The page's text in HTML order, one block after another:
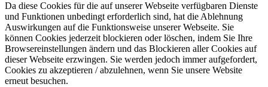
Da diese Cookies für die auf unserer Webseite verfügbaren Dienste
und Funktionen unbedingt erforderlich sind, hat die Ablehnung
Auswirkungen auf die Funktionsweise unserer Webseite. Sie
können Cookies jederzeit blockieren oder löschen, indem Sie Ihre
Browsereinstellungen ändern und das Blockieren aller Cookies auf
dieser Webseite erzwingen. Sie werden jedoch immer aufgefordert,
Cookies zu akzeptieren / abzulehnen, wenn Sie unsere Website
erneut besuchen.